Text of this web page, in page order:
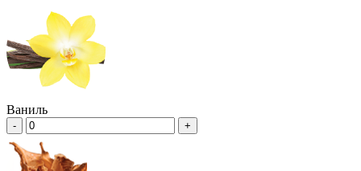
Ваниль
- +